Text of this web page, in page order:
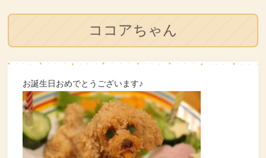
ココアちゃん
お誕生日おめでとうございます♪